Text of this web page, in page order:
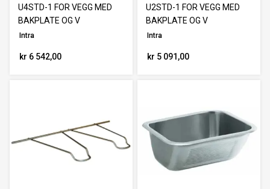
U4STD-1 FOR VEGG MED
BAKPLATE OG V
Intra
kr 6 542,00
U2STD-1 FOR VEGG MED
BAKPLATE OG V
Intra
kr 5 091,00